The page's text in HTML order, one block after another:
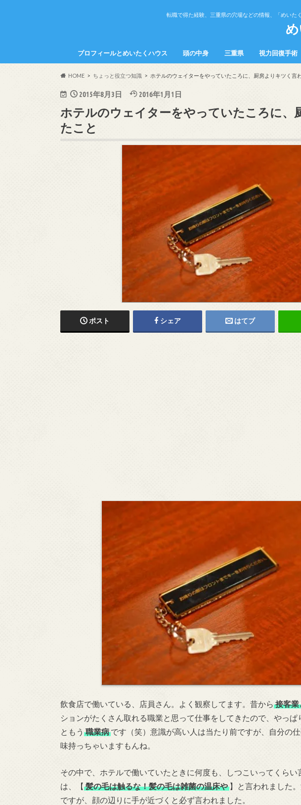
転職で得た経験、三重県の穴場などの情報、「めいた
プロフィールとめいたくハウス 頭の中身 三重県 視力回復手術
HOME ちょっと役立つ知識 ホテルのウェイターをやっていたころに、厨房よりキツく言
2015年8月3日 2016年1月1日
ホテルのウェイターをやっていたころに、
たこと
ポスト シェア はてブ
飲食店で働いている、店員さん。よく観察してます。昔から 接客業
ションがたくさん取れる職業と思って仕事をしてきたので、やっ
ともう 職業病 です（笑）意識が高い人は当たり前ですが、自分の
味持っちゃいますもんね。
その中で、ホテルで働いていたときに何度も、しつこいってくらい
は、【 髪の毛は触るな！髪の毛は雑菌の温床や 】と言われました
ですが、顔の辺りに手が近づくと必ず言われました。